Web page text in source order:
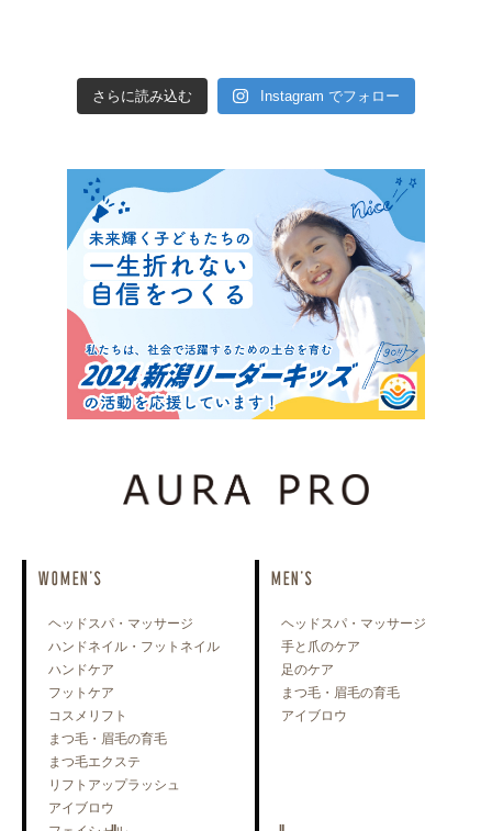
さらに読み込む Instagram でフォロー
WOMEN'S
ヘッドスパ・マッサージ
ハンドネイル・フットネイル
ハンドケア
フットケア
コスメリフト
まつ毛・眉毛の育毛
まつ毛エクステ
リフトアップラッシュ
アイブロウ
MEN'S
ヘッドスパ・マッサージ
手と爪のケア
足のケア
まつ毛・眉毛の育毛
アイブロウ